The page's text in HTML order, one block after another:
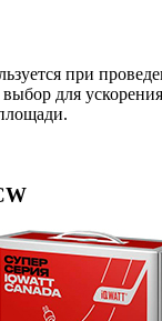
при
для